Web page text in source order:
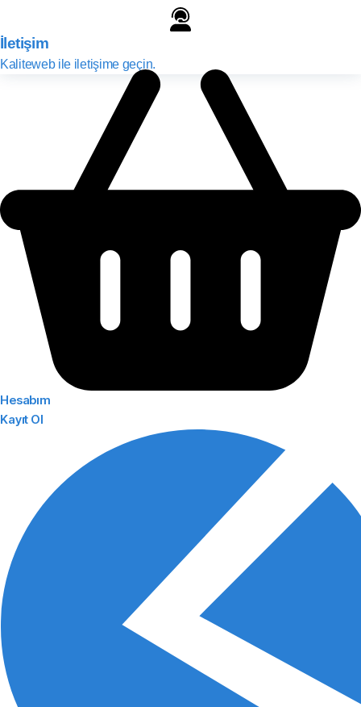
İletişim
Kaliteweb ile iletişime geçin.
Hesabım
Kayıt Ol